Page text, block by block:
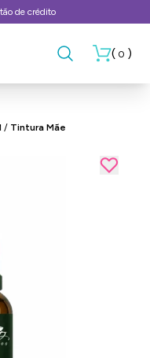
( 0 )
/ Tintura Mãe